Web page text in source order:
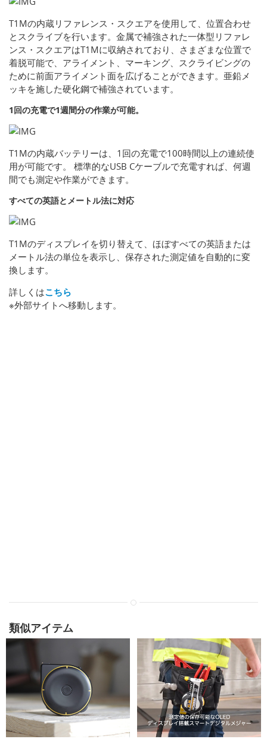
T1Mの内蔵リファレンス・スクエアを使用して、位置合わせ
とスクライブを行います。金属で補強された一体型リファレ
ンス・スクエアはT1Mに収納されており、さまざまな位置で
着脱可能で、アライメント、マーキング、スクライビングの
ために前面アライメント面を広げることができます。亜鉛メ
ッキを施した硬化鋼で補強されています。
1回の充電で1週間分の作業が可能。
T1Mの内蔵バッテリーは、1回の充電で100時間以上の連続使
用が可能です。 標準的なUSB Cケーブルで充電すれば、何週
間でも測定や作業ができます。
すべての英語とメートル法に対応
T1Mのディスプレイを切り替えて、ほぼすべての英語または
メートル法の単位を表示し、保存された測定値を自動的に変
換します。
詳しくはこちら
※外部サイトへ移動します。
類似アイテム